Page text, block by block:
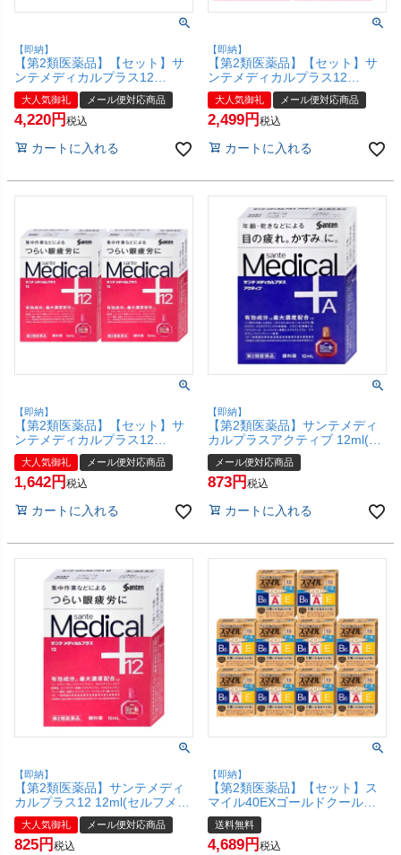
【即納】
【第2類医薬品】【セット】サ
ンテメディカルプラス12
12ml×5個(セルフメディケーシ
ョン税制対象)【参天製薬】
【目薬】【メール便対応商品】
大人気御礼 メール便対応商品
4,220 税込
カートに入れる
【即納】
【第2類医薬品】【セット】サ
ンテメディカルプラス12
12ml×3個(セルフメディケーシ
ョン税制対象)【参天製薬】
【目薬】【メール便対応商品】
大人気御礼 メール便対応商品
2,499 税込
カートに入れる
【即納】
【第2類医薬品】【セット】サ
ンテメディカルプラス12
12ml×2個(セルフメディケーシ
ョン税制対象)【参天製薬】
【目薬】【メール便対応商品】
大人気御礼 メール便対応商品
1,642 税込
カートに入れる
【即納】
【第2類医薬品】サンテメディ
カルプラスアクティブ 12ml(セ
ルフメディケーション税制対
象)【参天製薬】【目薬】【メ
ール便対応商品】【SBT】
メール便対応商品
873 税込
カートに入れる
【即納】
【第2類医薬品】サンテメディ
カルプラス12 12ml(セルフメデ
ィケーション税制対象)【参天
製薬】【目薬】【メール便対応
商品】【SBT】(6053523)
大人気御礼 メール便対応商品
825 税込
【即納】
【第2類医薬品】【セット】ス
マイル40EXゴールドクール
13ml×10個【ライオン株式会
社】【目薬/目の疲れ/目のかす
み】【宅配便送料無料】
送料無料
4,689 税込